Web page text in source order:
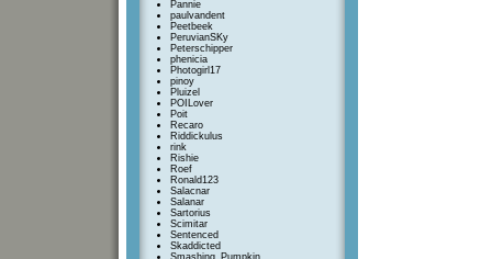
Pannie
paulvandent
Peetbeek
PeruvianSKy
Peterschipper
phenicia
Photogirl17
pinoy
Pluizel
POILover
Poit
Recaro
Riddickulus
rink
Rishie
Roef
Ronald123
Salacnar
Salanar
Sartorius
Scimitar
Sentenced
Skaddicted
Smashing_Pumpkin